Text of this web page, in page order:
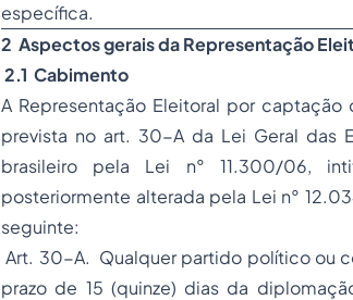
específica.
2 Aspectos gerais da Representação
2.1 Cabimento
A Representação Eleitoral por
prevista no art. 30-A da Lei Geral das
brasileiro pela Lei n° 11.300/06,
posteriormente alterada pela Lei n°
seguinte:
Art. 30-A. Qualquer partido político ou
prazo de 15 (quinze) dias da